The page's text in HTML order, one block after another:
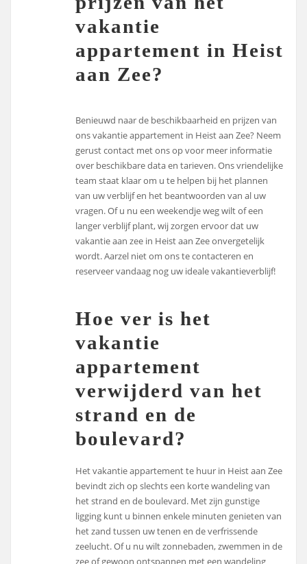
vakantie
appartement in Heist
aan Zee?
Benieuwd naar de beschikbaarheid en prijzen van
ons vakantie appartement in Heist aan Zee? Neem
gerust contact met ons op voor meer informatie
over beschikbare data en tarieven. Ons vriendelijke
team staat klaar om u te helpen bij het plannen
van uw verblijf en het beantwoorden van al uw
vragen. Of u nu een weekendje weg wilt of een
langer verblijf plant, wij zorgen ervoor dat uw
vakantie aan zee in Heist aan Zee onvergetelijk
wordt. Aarzel niet om ons te contacteren en
reserveer vandaag nog uw ideale vakantieverblijf!
Hoe ver is het
vakantie
appartement
verwijderd van het
strand en de
boulevard?
Het vakantie appartement te huur in Heist aan Zee
bevindt zich op slechts een korte wandeling van
het strand en de boulevard. Met zijn gunstige
ligging kunt u binnen enkele minuten genieten van
het zand tussen uw tenen en de verfrissende
zeelucht. Of u nu wilt zonnebaden, zwemmen in de
zee of gewoon ontspannen met een wandeling